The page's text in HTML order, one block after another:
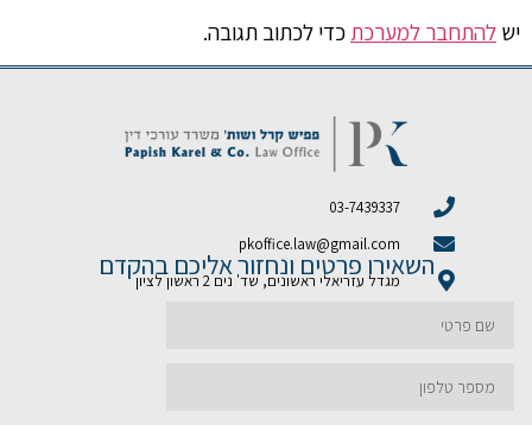
יש להתחבר למערכת כדי לכתוב תגובה.
03-7439337
pkoffice.law@gmail.com
מגדל עזריאלי ראשונים, שד' נים 2 ראשון לציון
השאירו פרטים ונחזור אליכם בהקדם